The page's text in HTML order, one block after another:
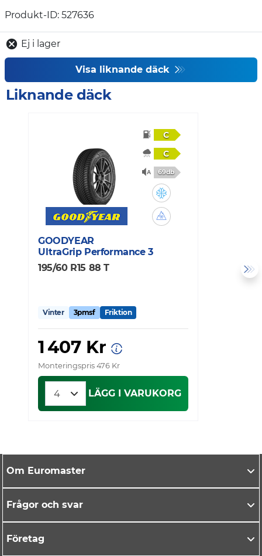
Produkt-ID: 527636
Ej i lager
Visa liknande däck
Liknande däck
C
C
69db
GOODYEAR
UltraGrip Performance 3
195/60 R15 88 T
Vinter 3pmsf Friktion
1 407 Kr
Monteringspris 476 Kr
LÄGG I VARUKORG
Om Euromaster
Frågor och svar
Företag